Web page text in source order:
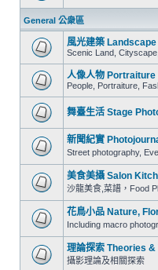
General 公衆區
風光建築
Scenic Land,
人像人物 Portraiture
People, Portraiture,
舞臺生活 Stage
新聞紀實
Street photography,
美食美攝 Salon
沙龍美食,菜譜，Food
花鳥小品 Nature,
Including macro
理論探索 Theories
攝影理論及相關探索